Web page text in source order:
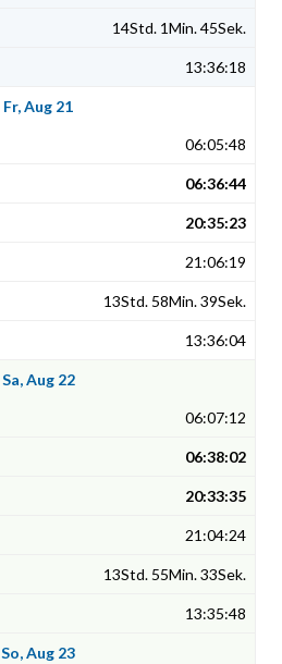
14Std. 1Min. 45Sek.
13:36:18
Fr, Aug 21
06:05:48
06:36:44
20:35:23
21:06:19
13Std. 58Min. 39Sek.
13:36:04
Sa, Aug 22
06:07:12
06:38:02
20:33:35
21:04:24
13Std. 55Min. 33Sek.
13:35:48
So, Aug 23